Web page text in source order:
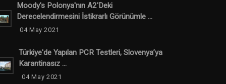
Moody's Polonya'nın A2'deki
Derecelendirmesini İstikrarlı Görünümle ...
04 May 2021
Türkiye'de Yapılan PCR Testleri, Slovenya’ya
Karantinasız ...
04 May 2021